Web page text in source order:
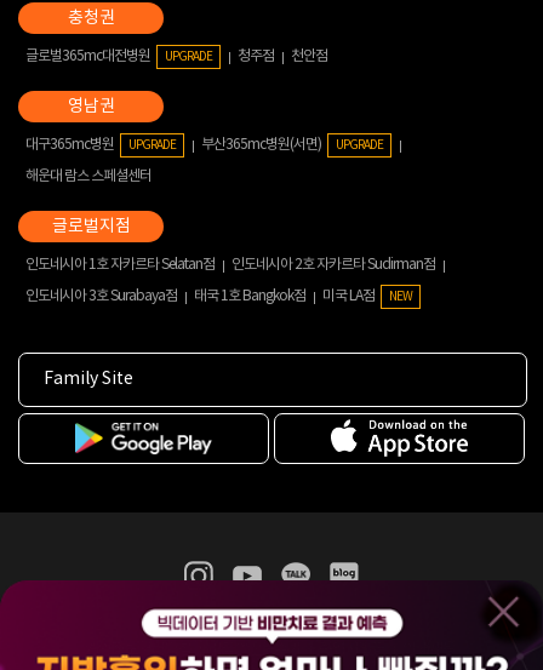
글로벌365mc대전병원 UPGRADE 청주점 천안점
대구365mc병원 UPGRADE 부산365mc병원(서면) UPGRADE
해운대 람스 스페셜센터
인도네시아 1호 자카르타 Selatan점
인도네시아 2호 자카르타 Sudirman점
인도네시아 3호 Surabaya점
태국 1호 Bangkok점 미국 LA점 NEW
Family Site
365mc 병·의원 이용약관
홈페이지 이용약관
비급여진료수가